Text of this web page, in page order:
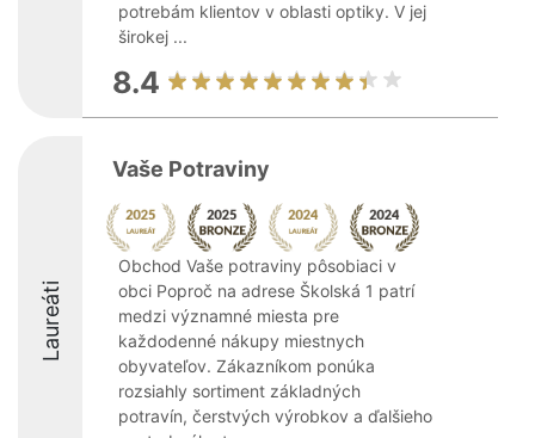
potrebám klientov v oblasti optiky. V jej
širokej ...
8.4
Laureáti
Vaše Potraviny
Obchod Vaše potraviny pôsobiaci v
obci Poproč na adrese Školská 1 patrí
medzi významné miesta pre
každodenné nákupy miestnych
obyvateľov. Zákazníkom ponúka
rozsiahly sortiment základných
potravín, čerstvých výrobkov a ďalšieho